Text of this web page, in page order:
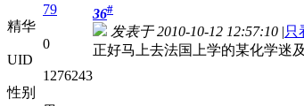
79
精华
0
UID
1276243
性别
36#
发表于 2010-10-12 12:57:10 |只
正好马上去法国上学的某化学迷